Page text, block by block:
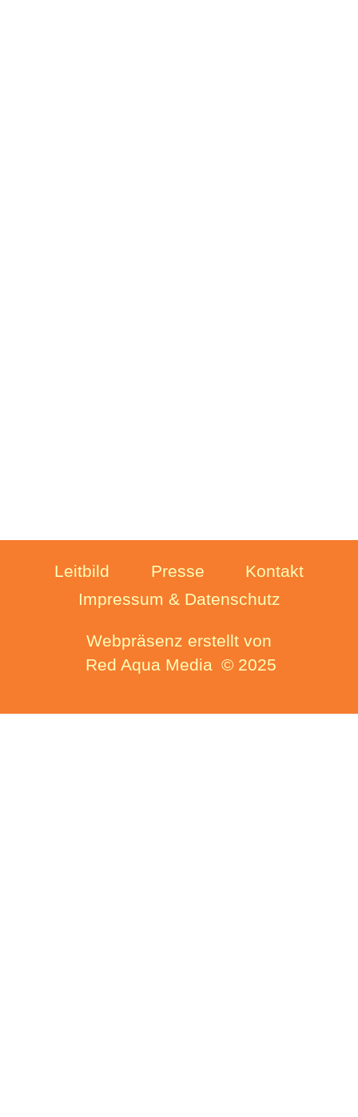
Leitbild Presse
Kontakt
Impressum & Datenschutz
Webpräsenz erstellt von
Red Aqua Media © 2025